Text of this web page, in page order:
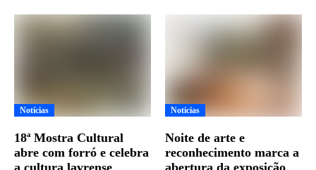
Notícias
18ª Mostra Cultural
abre com forró e celebra
a cultura lavrense
Notícias
Noite de arte e
reconhecimento marca a
abertura da exposição